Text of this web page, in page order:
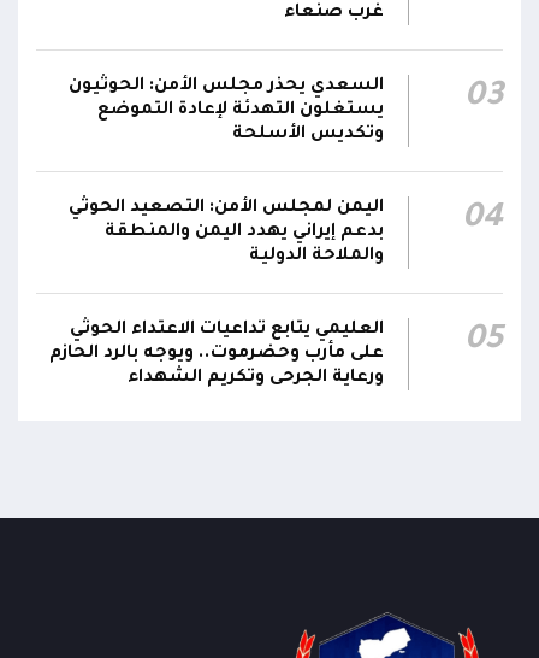
غرب صنعاء
03
السعدي يحذر مجلس الأمن: الحوثيون
يستغلون التهدئة لإعادة التموضع
وتكديس الأسلحة
04
اليمن لمجلس الأمن: التصعيد الحوثي
بدعم إيراني يهدد اليمن والمنطقة
والملاحة الدولية
05
العليمي يتابع تداعيات الاعتداء الحوثي
على مأرب وحضرموت.. ويوجه بالرد الحازم
ورعاية الجرحى وتكريم الشهداء